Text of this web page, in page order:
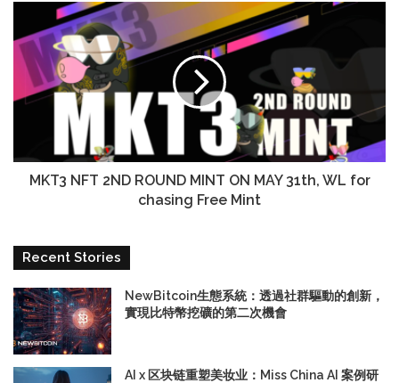
MKT3 NFT 2ND ROUND MINT ON MAY 31th, WL for
chasing Free Mint
Recent Stories
NewBitcoin生態系統：透過社群驅動的創新，
實現比特幣挖礦的第二次機會
AI x 区块链重塑美妆业：Miss China AI 案例研